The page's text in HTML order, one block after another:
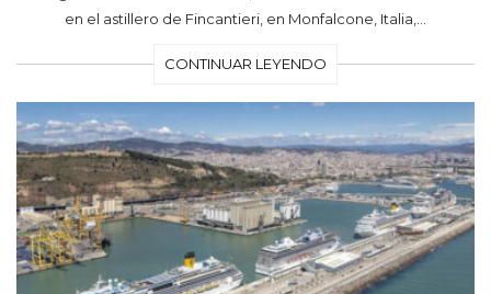
en el astillero de Fincantieri, en Monfalcone, Italia,…
CONTINUAR LEYENDO